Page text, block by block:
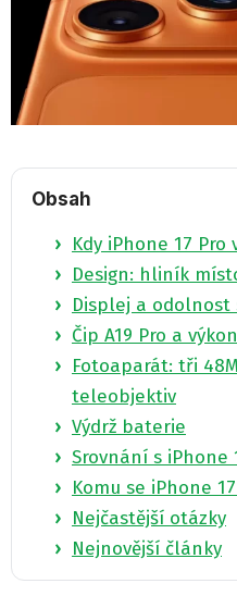
Obsah
Kdy iPhone 17
Design: hliník
Displej a odolnost
Čip A19 Pro a výkon
Fotoaparát: tři
teleobjektiv
Výdrž baterie
Srovnání s iPhone
Komu se iPhone
Nejčastější otázky
Nejnovější články